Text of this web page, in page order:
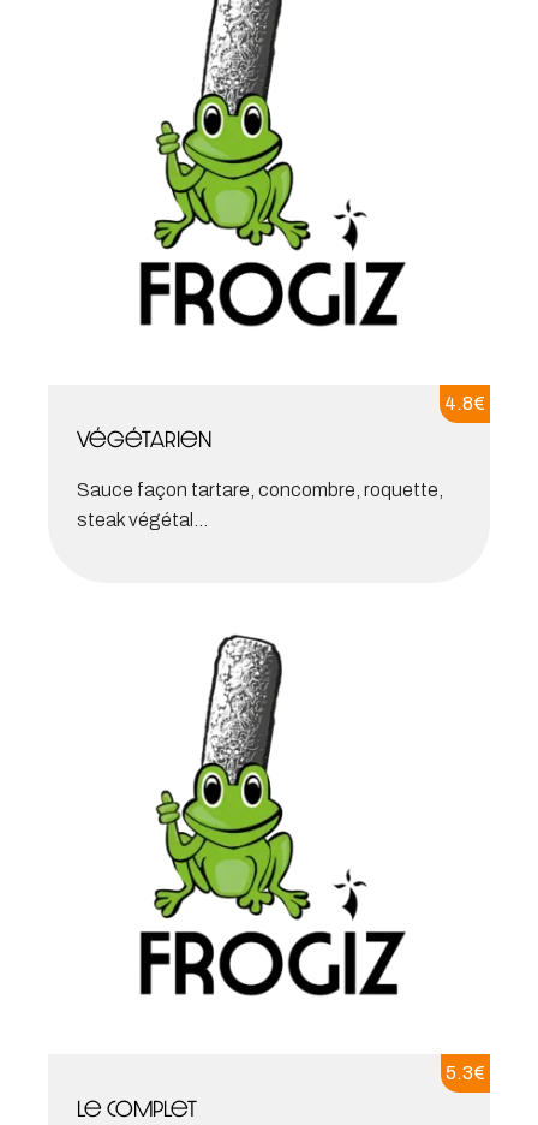
4.8€
Végétarien
Sauce façon tartare, concombre, roquette,
steak végétal...
5.3€
Le complet